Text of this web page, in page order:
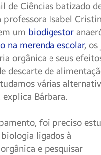
de Ciências batizado
professora Isabel
um biodigestor
na merenda escolar, os
orgânica e seus
descarte de
várias
Bárbara.
foi preciso
ligados à
e pesquisar